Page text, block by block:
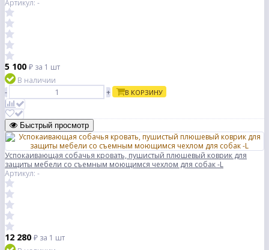
Артикул: -
5 100 ₽ за 1 шт
В наличии
-
+ В КОРЗИНУ
Быстрый просмотр
Успокаивающая собачья кровать, пушистый плюшевый коврик для
защиты мебели со съемным моющимся чехлом для собак -L
Артикул: -
12 280 ₽ за 1 шт